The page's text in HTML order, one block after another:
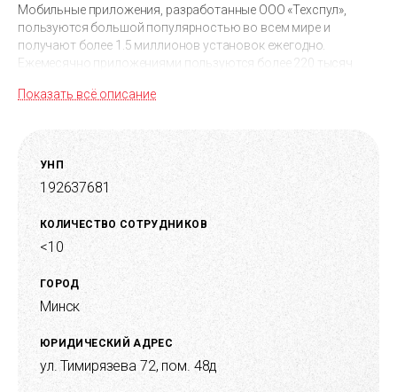
Мобильные приложения, разработанные ООО «Техспул»,
пользуются большой популярностью во всем мире и
получают более 1.5 миллионов установок ежегодно.
Ежемесячно приложениями пользуются более 220 тысяч
Показать всё описание
УНП
192637681
КОЛИЧЕСТВО СОТРУДНИКОВ
<10
ГОРОД
Минск
ЮРИДИЧЕСКИЙ АДРЕС
ул. Тимирязева 72, пом. 48д